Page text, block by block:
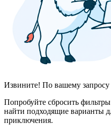
Извините! По вашему запросу
Попробуйте сбросить
найти подходящие варианты
приключения.